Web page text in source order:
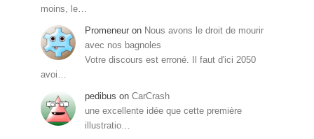
moins, le…
Promeneur on Nous avons le droit de mourir
avec nos bagnoles
Votre discours est erroné. Il faut d'ici 2050
avoi…
pedibus on CarCrash
une excellente idée que cette première
illustratio…